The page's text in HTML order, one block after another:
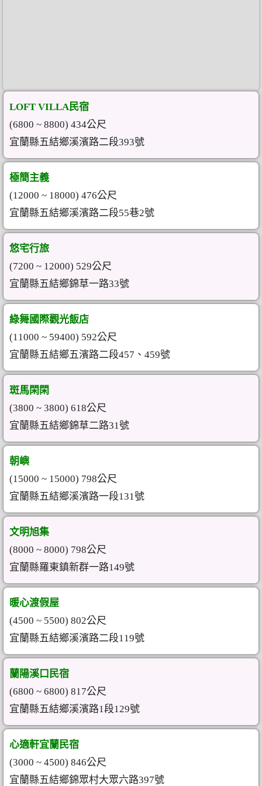
LOFT VILLA民宿
(6800 ~ 8800) 434公尺
宜蘭縣五結鄉溪濱路二段393號
極簡主義
(12000 ~ 18000) 476公尺
宜蘭縣五結鄉溪濱路二段55巷2號
悠宅行旅
(7200 ~ 12000) 529公尺
宜蘭縣五結鄉錦草一路33號
綠舞國際觀光飯店
(11000 ~ 59400) 592公尺
宜蘭縣五結鄉五濱路二段457、459號
斑馬閑閑
(3800 ~ 3800) 618公尺
宜蘭縣五結鄉錦草二路31號
朝嶼
(15000 ~ 15000) 798公尺
宜蘭縣五結鄉溪濱路一段131號
文明旭集
(8000 ~ 8000) 798公尺
宜蘭縣羅東鎮新群一路149號
暖心渡假屋
(4500 ~ 5500) 802公尺
宜蘭縣五結鄉溪濱路二段119號
蘭陽溪口民宿
(6800 ~ 6800) 817公尺
宜蘭縣五結鄉溪濱路1段129號
心適軒宜蘭民宿
(3000 ~ 4500) 846公尺
宜蘭縣五結鄉錦眾村大眾六路397號